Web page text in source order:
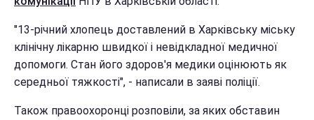
"13-річний хлопець доставлений в Харківську міську
клінічну лікарню швидкої і невідкладної медичної
допомоги. Стан його здоров'я медики оцінюють як
середньої тяжкості", - написали в заяві поліції.
Також правоохоронці розповіли, за яких обставин